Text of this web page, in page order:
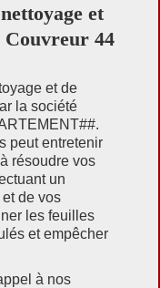
et
Couvreur 44
et de
la société
peut entretenir
résoudre vos
un
de vos
les feuilles
et empêcher
à nos